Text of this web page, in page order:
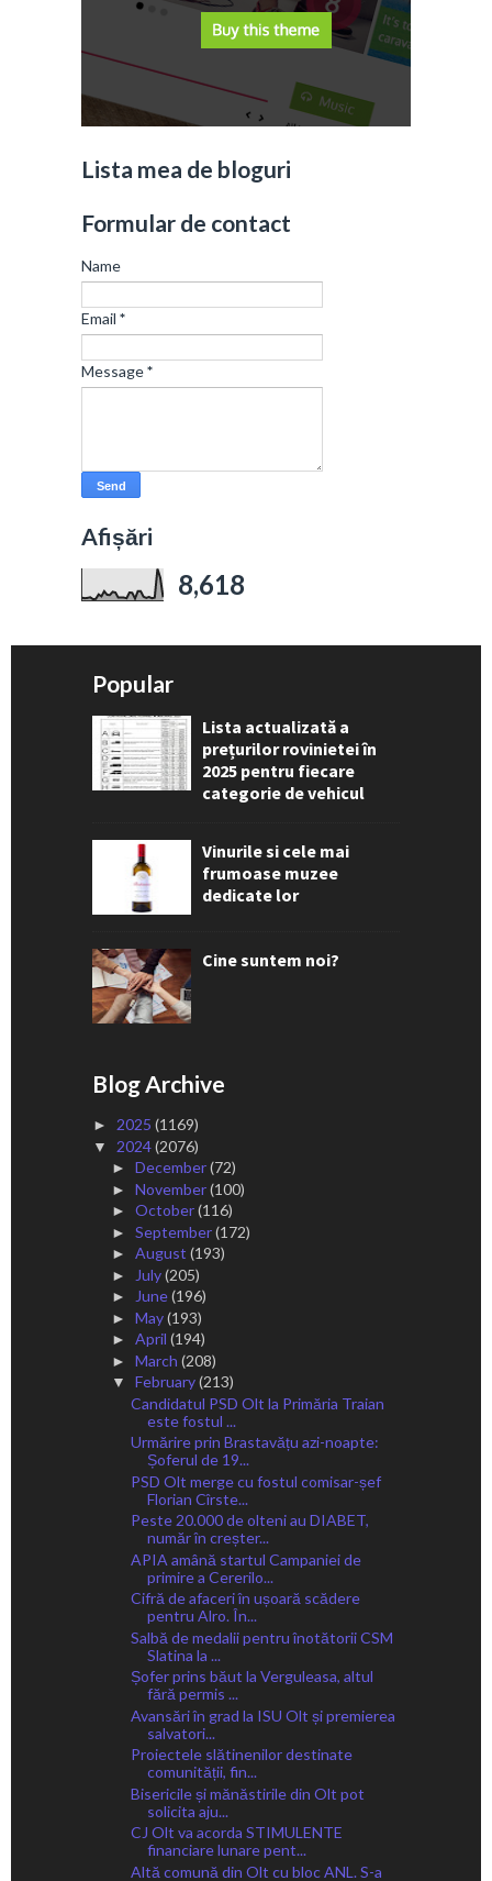
Lista mea de bloguri
Formular de contact
Name
Email *
Message*
Afișări
8,618
Popular
Lista actualizată a
prețurilor rovinietei în
2025 pentru fiecare
categorie de vehicul
Vinurile si cele mai
frumoase muzee
dedicate lor
Cine suntem noi?
Blog Archive
► 2025 (1169)
▼ 2024(2076)
► December(72)
► November(100)
► October(116)
► September(172)
► August (193)
► July(205)
► June(196)
► May(193)
► April (194)
► March (208)
▼ February(213)
Candidatul PSD Olt la Primăria Traian
este fostul ...
Urmărire prin Brastavățu azi-noapte:
Șoferul de 19...
PSD Olt merge cu fostul comisar-șef
Florian Cîrste...
Peste 20.000 de olteni au DIABET,
număr în creșter...
APIA amână startul Campaniei de
primire a Cererilo...
Cifră de afaceri în ușoară scădere
pentru Alro. În...
Salbă de medalii pentru înotătorii CSM
Slatina la ...
Șofer prins băut la Verguleasa, altul
fără permis ...
Avansări în grad la ISU Olt și premierea
salvatori...
Proiectele slătinenilor destinate
comunității, fin...
Bisericile și mănăstirile din Olt pot
solicita aju...
CJ Olt va acorda STIMULENTE
financiare lunare pent...
Altă comună din Olt cu bloc ANL. S-a